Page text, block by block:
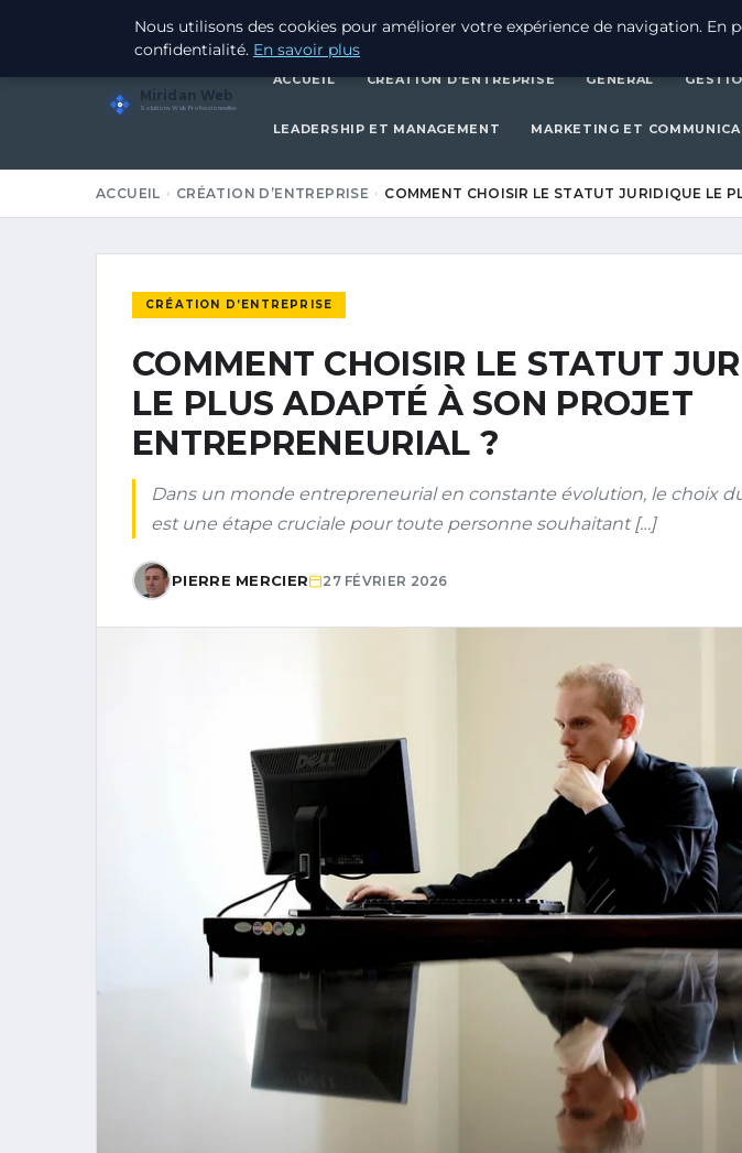
27 FÉVRIER 2026
Miridan Web
Solutions Web Professionnelles
ACCUEIL CRÉATION D’ENTREPRISE GENERAL
LEADERSHIP ET MANAGEMENT MARKETING ET
ACCUEIL CRÉATION D’ENTREPRISE COMMENT CHOISIR LE STATUT JURIDIQUE LE
CRÉATION D’ENTREPRISE
COMMENT CHOISIR LE STATUT
LE PLUS ADAPTÉ À SON PROJET
ENTREPRENEURIAL ?
Dans un monde entrepreneurial en constante évolution, le choix
est une étape cruciale pour toute personne souhaitant […]
PIERRE MERCIER 27 FÉVRIER 2026
Nous utilisons des cookies pour améliorer votre expérience de navigation. En
confidentialité. En savoir plus